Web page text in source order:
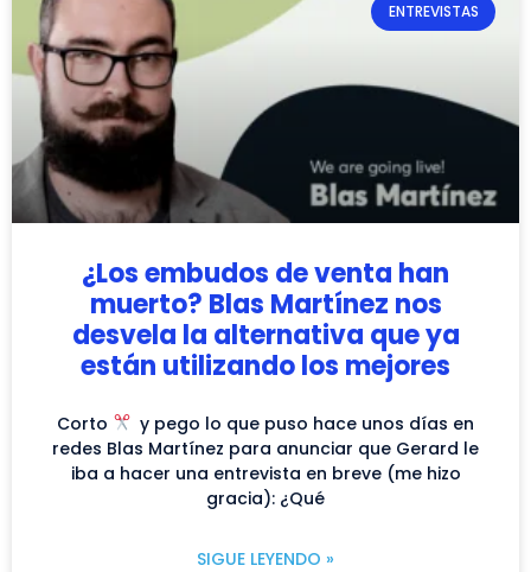
ENTREVISTAS
¿Los embudos de venta han
muerto? Blas Martínez nos
desvela la alternativa que ya
están utilizando los mejores
Corto
y pego lo que puso hace unos días en
redes Blas Martínez para anunciar que Gerard le
iba a hacer una entrevista en breve (me hizo
gracia): ¿Qué
SIGUE LEYENDO »